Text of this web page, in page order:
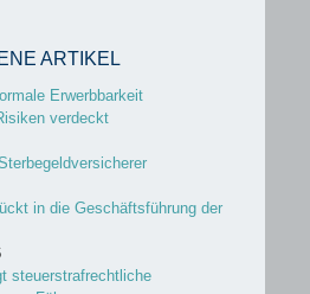
ARTIKEL
Erwerbbarkeit
verdeckt
in die Geschäftsführung der
steuerstrafrechtliche